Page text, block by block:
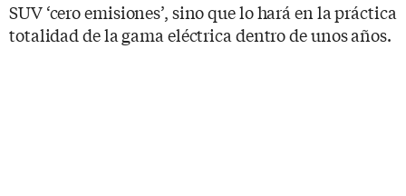
SUV ‘cero emisiones’, sino que lo hará en la práctica
totalidad de la gama eléctrica dentro de unos años.